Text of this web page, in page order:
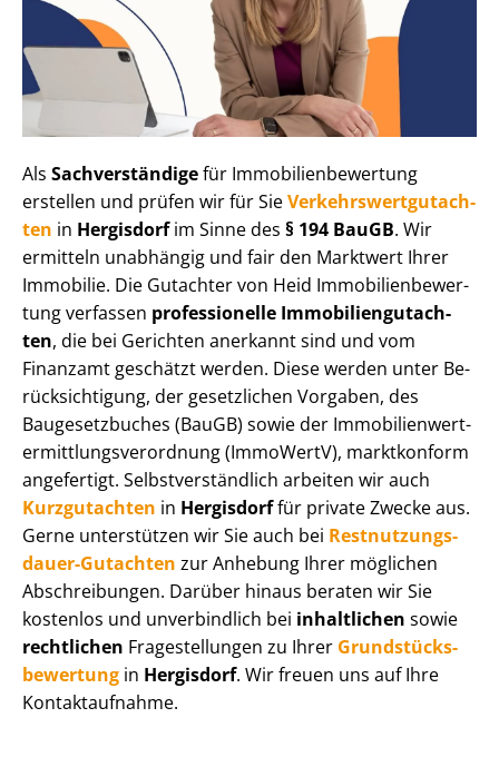
Als Sachverständigefür Im­mo­bi­li­en­be­wer­tung
erstellen und prüfen wir für SieVer­kehrs­wert­gut­ach­
ten in Hergisdorfim Sinne des § 194 BauGB. Wir
ermitteln unabhängig und fair den Marktwert Ihrer
Immobilie. Die Gutachter von Heid Im­mo­bi­li­en­be­wer­
tung verfassen professionelle Im­mo­bi­li­en­gut­ach­
ten, die bei Gerichten anerkannt sind und vom
Finanzamt geschätzt werden. Diese werden unter Be­
rück­sich­ti­gung, der gesetzlichen Vorgaben, des
Baugesetzbuches (BauGB) sowie der Im­mo­bi­li­en­wert­
ermitt­lungs­ver­ord­nung (ImmoWertV), marktkonform
angefertigt. Selbst­ver­ständ­lich arbeiten wir auch
Kurzgutachten in Hergisdorffür private Zwecke aus.
Gerne unterstützen wir Sie auch bei Rest­nut­zungs­
dau­er-Gutachten zur Anhebung Ihrer möglichen
Abschreibungen. Darüber hinaus beraten wir Sie
kostenlos und unverbindlich bei inhaltlichen sowie
rechtlichen Fragestellungen zu Ihrer Grund­stücks­
be­wer­tung in Hergisdorf. Wir freuen uns auf Ihre
Kontaktaufnahme.